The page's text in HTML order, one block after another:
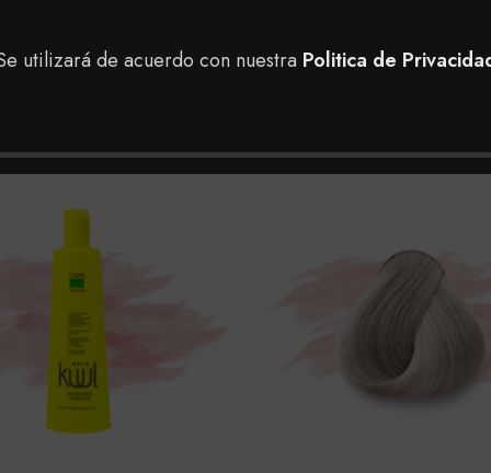
utilizará de acuerdo con nuestra Politica de